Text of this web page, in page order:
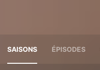
SAISONS ÉPISODES